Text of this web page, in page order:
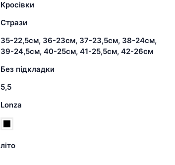
Кросівки
Стрази
35-22,5см, 36-23см, 37-23,5см, 38-24см,
39-24,5см, 40-25см, 41-25,5см, 42-26см
Без підкладки
5,5
Lonza
літо